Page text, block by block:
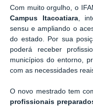
Com muito orgulho, o
Campus Itacoatiara,
sensu e ampliando o
do estado. Por sua
poderá receber
municípios do entorno,
com as necessidades
O novo mestrado tem
profissionais